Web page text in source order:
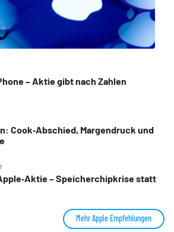
– Aktie gibt nach Zahlen
Cook‑Abschied, Margendruck und
– Speicherchipkrise statt
Mehr Apple Empfehlungen